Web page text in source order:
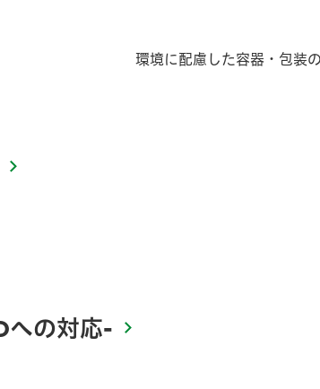
環境に配慮した容器・包装
への対応-